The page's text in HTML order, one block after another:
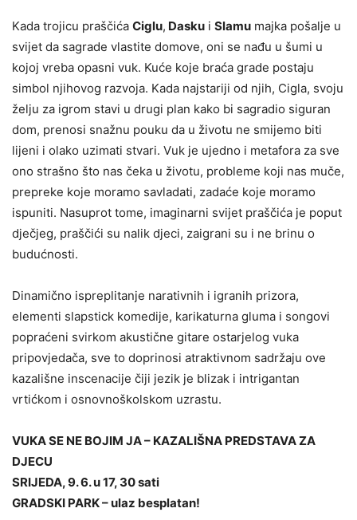
Kada trojicu praščića Ciglu, Dasku i Slamu majka pošalje u
svijet da sagrade vlastite domove, oni se nađu u šumi u
kojoj vreba opasni vuk. Kuće koje braća grade postaju
simbol njihovog razvoja. Kada najstariji od njih, Cigla, svoju
želju za igrom stavi u drugi plan kako bi sagradio siguran
dom, prenosi snažnu pouku da u životu ne smijemo biti
lijeni i olako uzimati stvari. Vuk je ujedno i metafora za sve
ono strašno što nas čeka u životu, probleme koji nas muče,
prepreke koje moramo savladati, zadaće koje moramo
ispuniti. Nasuprot tome, imaginarni svijet praščića je poput
dječjeg, praščići su nalik djeci, zaigrani su i ne brinu o
budućnosti.
Dinamično ispreplitanje narativnih i igranih prizora,
elementi slapstick komedije, karikaturna gluma i songovi
popraćeni svirkom akustične gitare ostarjelog vuka
pripovjedača, sve to doprinosi atraktivnom sadržaju ove
kazališne inscenacije čiji jezik je blizak i intrigantan
vrtićkom i osnovnoškolskom uzrastu.
VUKA SE NE BOJIM JA – KAZALIŠNA PREDSTAVA ZA
DJECU
SRIJEDA, 9. 6. u 17, 30 sati
GRADSKI PARK – ulaz besplatan!